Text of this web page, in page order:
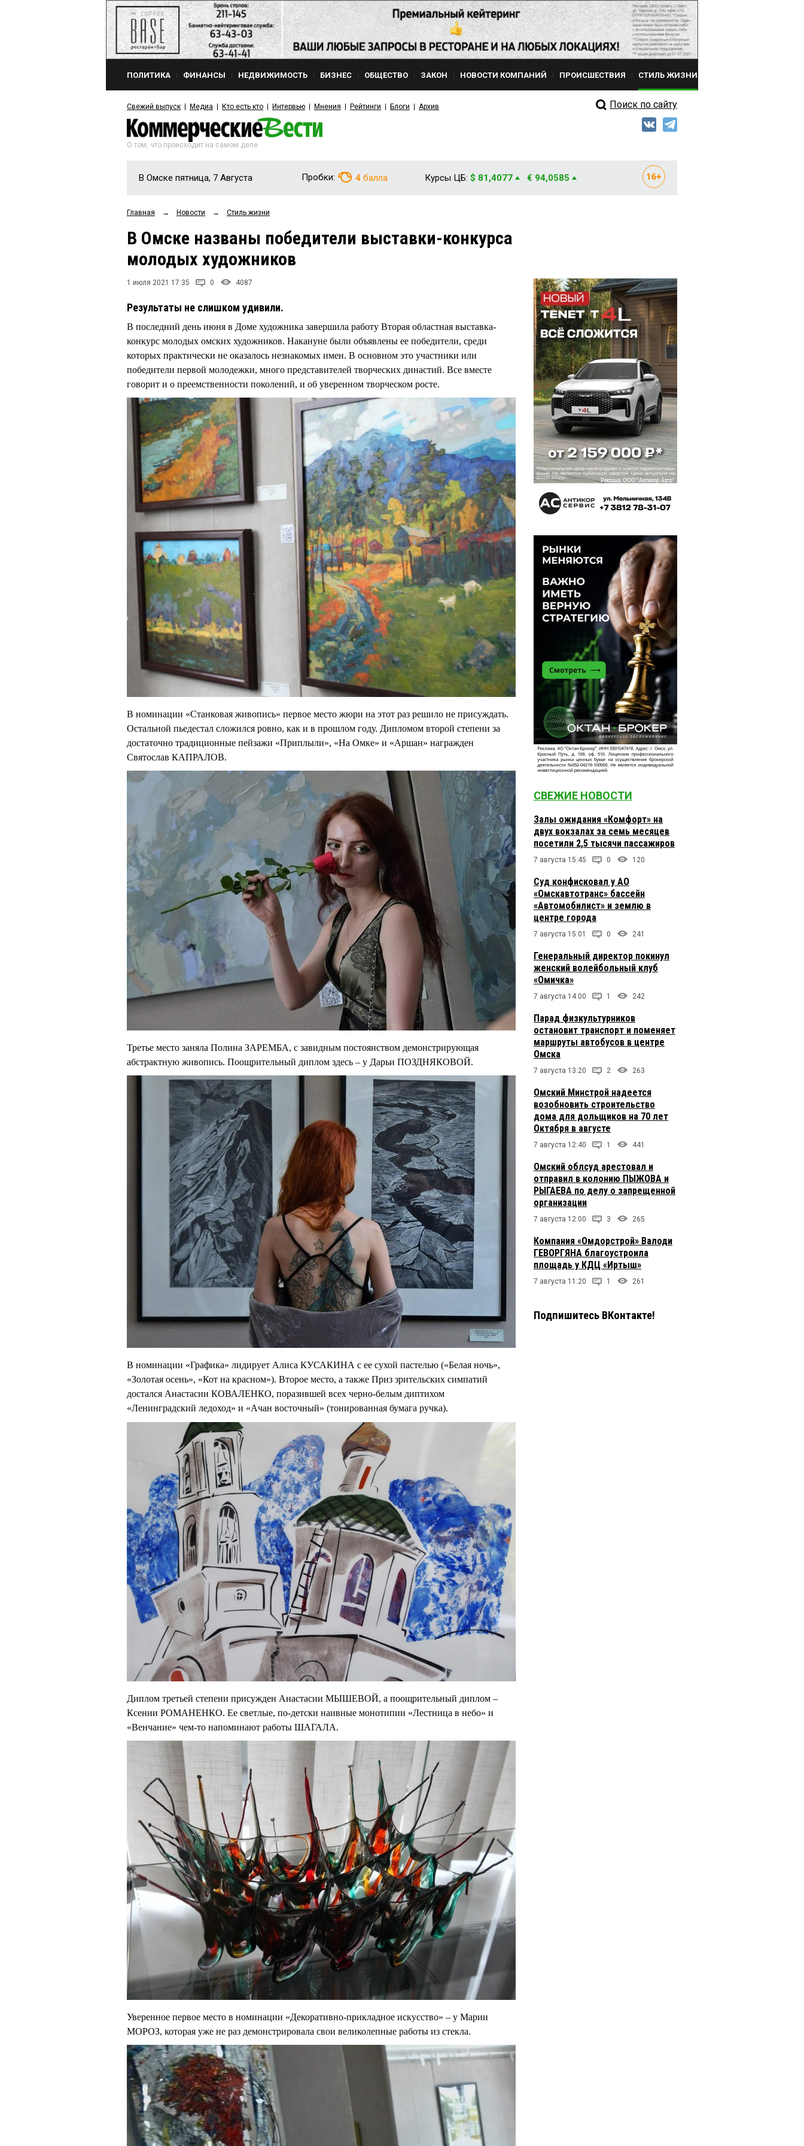
ПОЛИТИКА ФИНАНСЫ НЕДВИЖИМОСТЬ БИЗНЕС ОБЩЕСТВО ЗАКОН НОВОСТИ КОМПАНИЙ ПРОИСШЕСТВИЯ СТИЛЬ ЖИЗНИ
Свежий выпуск Медиа Кто есть кто Интервью Мнения Рейтинги Блоги Архив Поиск по сайту
О том, что происходит на самом деле
В Омске пятница, 7 Августа Пробки: 4 балла Курсы ЦБ: $ 81,4077 € 94,0585
Главная → Новости → Стиль жизни
В Омске названы победители выставки-конкурса
молодых художников
1 июля 2021 17:35 0 4087
Результаты не слишком удивили.
В последний день июня в Доме художника завершила работу Вторая областная выставка-
конкурс молодых омских художников. Накануне были объявлены ее победители, среди
которых практически не оказалось незнакомых имен. В основном это участники или
победители первой молодежки, много представителей творческих династий. Все вместе
говорит и о преемственности поколений, и об уверенном творческом росте.
В номинации «Станковая живопись» первое место жюри на этот раз решило не присуждать.
Остальной пьедестал сложился ровно, как и в прошлом году. Дипломом второй степени за
достаточно традиционные пейзажи «Приплыли», «На Омке» и «Аршан» награжден
Святослав КАПРАЛОВ.
Третье место заняла Полина ЗАРЕМБА, с завидным постоянством демонстрирующая
абстрактную живопись. Поощрительный диплом здесь – у Дарьи ПОЗДНЯКОВОЙ.
В номинации «Графика» лидирует Алиса КУСАКИНА с ее сухой пастелью («Белая ночь»,
«Золотая осень», «Кот на красном»). Второе место, а также Приз зрительских симпатий
достался Анастасии КОВАЛЕНКО, поразившей всех черно-белым диптихом
«Ленинградский ледоход» и «Ачан восточный» (тонированная бумага ручка).
Диплом третьей степени присужден Анастасии МЫШЕВОЙ, а поощрительный диплом –
Ксении РОМАНЕНКО. Ее светлые, по-детски наивные монотипии «Лестница в небо» и
«Венчание» чем-то напоминают работы ШАГАЛА.
Уверенное первое место в номинации «Декоративно-прикладное искусство» – у Марии
МОРОЗ, которая уже не раз демонстрировала свои великолепные работы из стекла.
СВЕЖИЕ НОВОСТИ
Залы ожидания «Комфорт» на
двух вокзалах за семь месяцев
посетили 2,5 тысячи пассажиров
7 августа 15:45 0 120
Суд конфисковал у АО
«Омскавтотранс» бассейн
«Автомобилист» и землю в
центре города
7 августа 15:01 0 241
Генеральный директор покинул
женский волейбольный клуб
«Омичка»
7 августа 14:00 1 242
Парад физкультурников
остановит транспорт и поменяет
маршруты автобусов в центре
Омска
7 августа 13:20 2 263
Омский Минстрой надеется
возобновить строительство
дома для дольщиков на 70 лет
Октября в августе
7 августа 12:40 1 441
Омский облсуд арестовал и
отправил в колонию ПЫЖОВА и
РЫГАЕВА по делу о запрещенной
организации
7 августа 12:00 3 265
Компания «Омдорстрой» Валоди
ГЕВОРГЯНА благоустроила
площадь у КДЦ «Иртыш»
7 августа 11:20 1 261
Подпишитесь ВКонтакте!